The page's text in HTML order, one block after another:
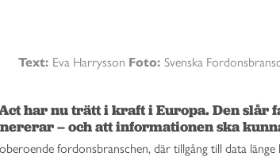
Text: Eva Harrysson Foto: Svenska
har nu trätt i kraft i Europa. Den slår
– och att informationen ska
fordonsbranschen, där tillgång till data länge